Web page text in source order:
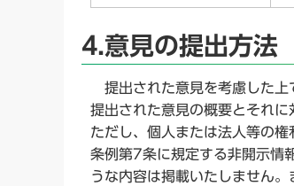
4.意見の提出方法
提出された意見を考慮した上
提出された意見の概要とそれに
ただし、個人または法人等の
条例第7条に規定する非開示情
うな内容は掲載いたしません